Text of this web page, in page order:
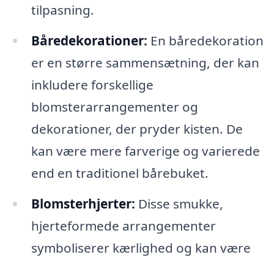
tilpasning.
Båredekorationer: En båredekoration
er en større sammensætning, der kan
inkludere forskellige
blomsterarrangementer og
dekorationer, der pryder kisten. De
kan være mere farverige og varierede
end en traditionel bårebuket.
Blomsterhjerter: Disse smukke,
hjerteformede arrangementer
symboliserer kærlighed og kan være